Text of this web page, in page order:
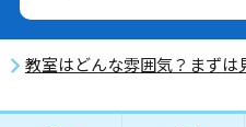
教室はどんな雰囲気？まずは